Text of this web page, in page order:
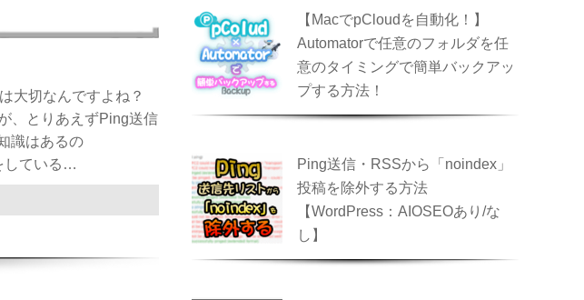
大切なんですよね？
、とりあえずPing送信
識はあるの
している…
【MacでpCloudを自動化！】
Automatorで任意のフォルダを任
意のタイミングで簡単バックアッ
プする方法！
Ping送信・RSSから「noindex」
投稿を除外する方法
【WordPress：AIOSEOあり/な
し】